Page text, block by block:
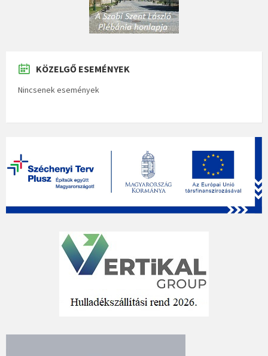
KÖZELGŐ ESEMÉNYEK
Nincsenek események